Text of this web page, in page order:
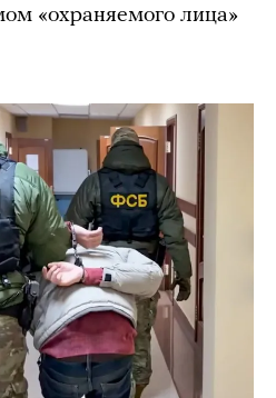
«охраняемого лица»